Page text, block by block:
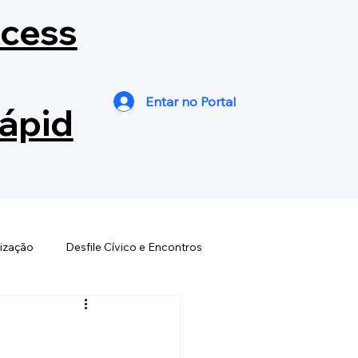
Entar no Portal
Desfile Cívico e Encontros
Dia Est. Bandas e Fanfarras